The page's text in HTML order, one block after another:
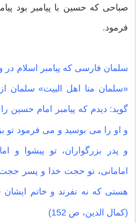
صباحی که حسین با پیامبر بود
فرمود.
سلمان فارسی که پیامبر اسلام
«سلمان منا اهل البیت» سلمان
گوید: دیدم که پیامبر امام حسین
و او را می بوسید و می فرمود تو
و پدر بزرگواران، تو پیشوا و
امامانی، تو حجت خدا و پسر
هستی که نه نفرند و خاتم ایشان
(کمال الدین، ص 152)